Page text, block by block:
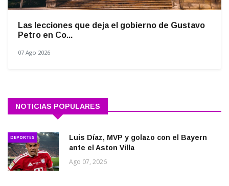
Las lecciones que deja el gobierno de Gustavo
Petro en Co...
07 Ago 2026
NOTICIAS POPULARES
DEPORTES
Luis Díaz, MVP y golazo con el Bayern
ante el Aston Villa
Ago 07, 2026